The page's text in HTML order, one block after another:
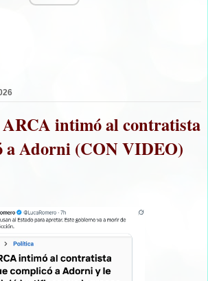
intimó al contratista
a Adorni (CON VIDEO)